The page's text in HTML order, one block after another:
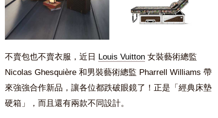
不賣包也不賣衣服，近日 Louis Vuitton 女裝藝術總監
Nicolas Ghesquière 和男裝藝術總監 Pharrell Williams 帶
來強強合作新品，讓各位都跌破眼鏡了！正是「經典床墊
硬箱」，而且還有兩款不同設計。